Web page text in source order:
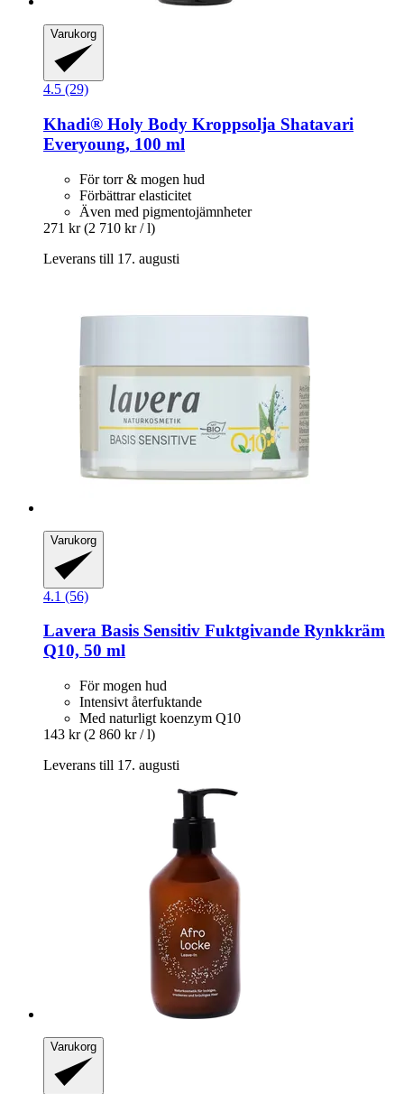
Varukorg
4.5 (29)
Khadi® Holy Body Kroppsolja Shatavari
Everyoung, 100 ml
För torr & mogen hud
Förbättrar elasticitet
Även med pigmentojämnheter
271 kr (2 710 kr / l)
Leverans till 17. augusti
Varukorg
4.1 (56)
Lavera Basis Sensitiv Fuktgivande Rynkkräm
Q10, 50 ml
För mogen hud
Intensivt återfuktande
Med naturligt koenzym Q10
143 kr (2 860 kr / l)
Leverans till 17. augusti
Varukorg